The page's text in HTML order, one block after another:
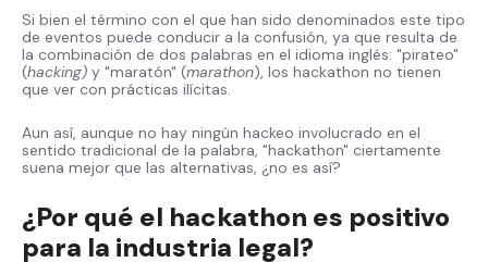
Si bien el término con el que han sido denominados este tipo
de eventos puede conducir a la confusión, ya que resulta de
la combinación de dos palabras en el idioma inglés: "pirateo"
(hacking) y "maratón" (marathon), los hackathon no tienen
que ver con prácticas ilícitas.
Aun así, aunque no hay ningún hackeo involucrado en el
sentido tradicional de la palabra, "hackathon" ciertamente
suena mejor que las alternativas, ¿no es así?
¿Por qué el hackathon es positivo
para la industria legal?